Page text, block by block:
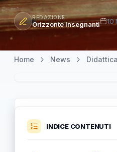
REDAZIONE
Orizzonte Insegnanti 10
Home News
INDICE CONTENUTI